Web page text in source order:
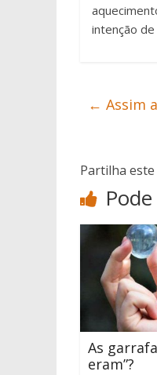
intenção
← Assim
Partilha
As
eram”?